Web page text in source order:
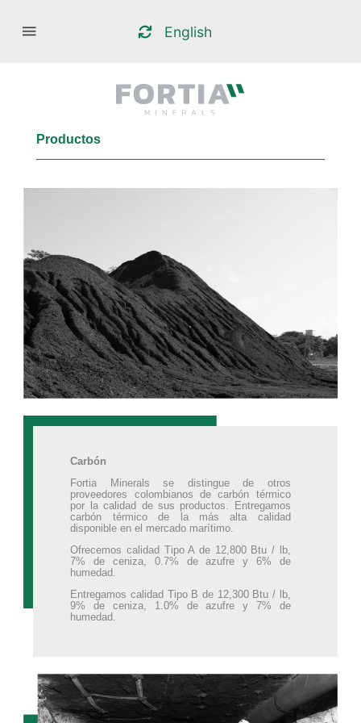
English
Productos
Carbón
Fortia Minerals se distingue de otros
proveedores colombianos de carbón térmico
por la calidad de sus productos. Entregamos
carbón térmico de la más alta calidad
disponible en el mercado marítimo.
Ofrecemos calidad Tipo A de 12,800 Btu / lb,
7% de ceniza, 0.7% de azufre y 6% de
humedad.
Entregamos calidad Tipo B de 12,300 Btu / lb,
9% de ceniza, 1.0% de azufre y 7% de
humedad.